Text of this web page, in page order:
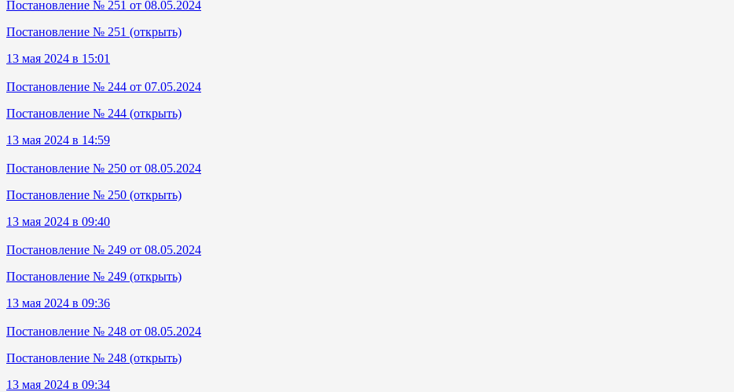
Постановление № 251 от 08.05.2024
Постановление № 251 (открыть)
13 мая 2024 в 15:01
Постановление № 244 от 07.05.2024
Постановление № 244 (открыть)
13 мая 2024 в 14:59
Постановление № 250 от 08.05.2024
Постановление № 250 (открыть)
13 мая 2024 в 09:40
Постановление № 249 от 08.05.2024
Постановление № 249 (открыть)
13 мая 2024 в 09:36
Постановление № 248 от 08.05.2024
Постановление № 248 (открыть)
13 мая 2024 в 09:34